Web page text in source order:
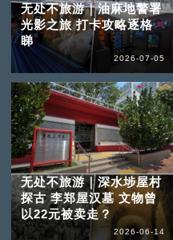
无处不旅游｜油麻地警署
光影之旅 打卡攻略逐格
睇
2026-07-05
无处不旅游｜深水埗屋村
探古 李郑屋汉墓 文物曾
以22元被卖走？
2026-06-14